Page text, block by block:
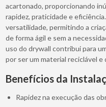
acartonado, proporcionando
rapidez, praticidade e
versatilidade, permitindo a
de forma ágil e sem a
uso do drywall contribui para
por ser um material reciclável
Benefícios da
Rapidez na execução das